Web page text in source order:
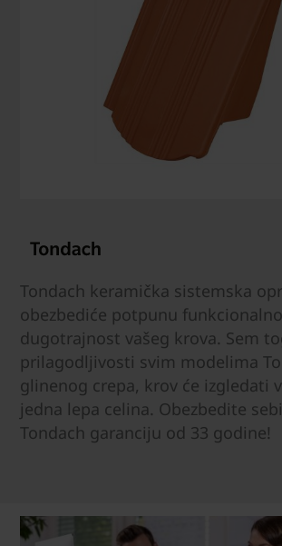
Tondach keramička sistemska
obezbediće potpunu
dugotrajnost vašeg krova. Sem
prilagodljivosti svim modelima
glinenog crepa, krov će izgledati
jedna lepa celina. Obezbedite
Tondach garanciju od 33 godine!